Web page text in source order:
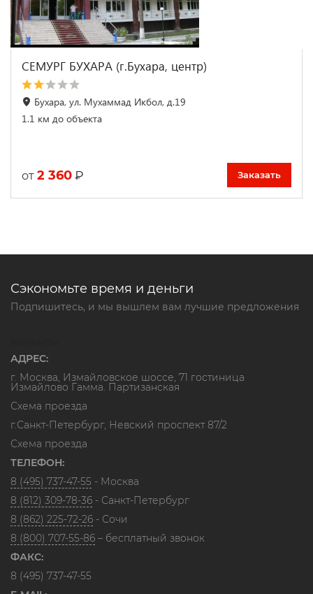
СЕМУРГ БУХАРА (г.Бухара, центр)
Бухара, ул. Мухаммад Икбол, д.19
1.1 км до объекта
от 2 360 ₽ Заказать
Сэкономьте время и деньги
Подпишитесь, и мы вышлем вам лучшие предложения
АДРЕС:
г. Москва, Измайловское шоссе, 71 гостиница
Измайлово Гамма. Партизанская
Схема проезда
г.Санкт-Петербург, Невский проспект 87/2
Схема проезда
ТЕЛЕФОН:
8 (495) 737-47-55 - Москва
8 (812) 309-78-36 - Санкт-Петербург
8 (862) 225-72-26 - Сочи
8 (800) 707-55-86 – бесплатный звонок
ФАКС:
8 (495) 737-47-55